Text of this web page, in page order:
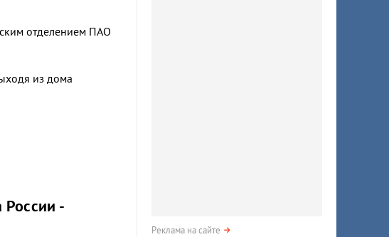
отделением ПАО
из дома
-
Реклама на сайте